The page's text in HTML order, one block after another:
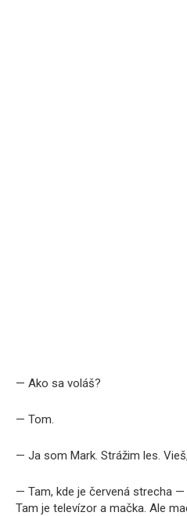
— Ako sa voláš?
— Tom.
— Ja som Mark. Strážim les.
— Tam, kde je červená strecha
Tam je televízor a mačka. Ale